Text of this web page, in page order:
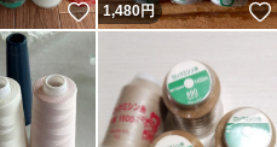
いいね！
1,480円